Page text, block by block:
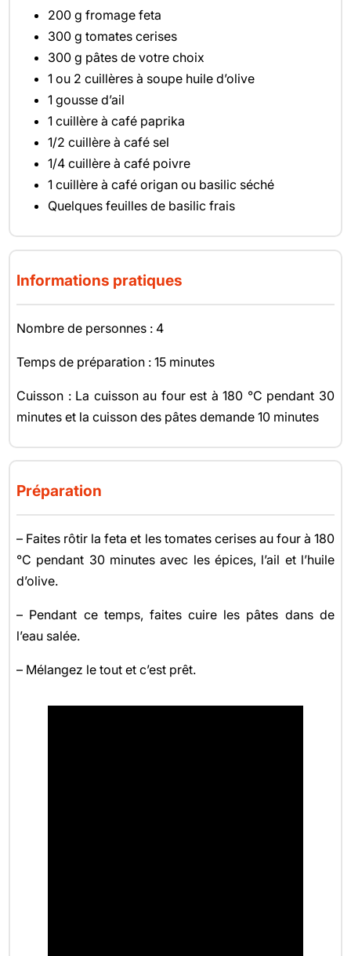
200 g fromage feta
300 g tomates cerises
300 g pâtes de votre choix
1 ou 2 cuillères à soupe huile d’olive
1 gousse d’ail
1 cuillère à café paprika
1/2 cuillère à café sel
1/4 cuillère à café poivre
1 cuillère à café origan ou basilic séché
Quelques feuilles de basilic frais
Informations pratiques
Nombre de personnes : 4
Temps de préparation : 15 minutes
Cuisson : La cuisson au four est à 180 °C pendant 30
minutes et la cuisson des pâtes demande 10 minutes
Préparation
– Faites rôtir la feta et les tomates cerises au four à 180
°C pendant 30 minutes avec les épices, l’ail et l’huile
d’olive.
– Pendant ce temps, faites cuire les pâtes dans de
l’eau salée.
– Mélangez le tout et c’est prêt.